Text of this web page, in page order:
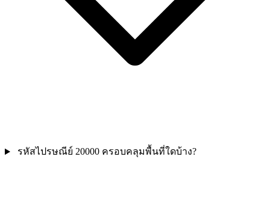
รหัสไปรษณีย์ 20000 ครอบคลุมพื้นที่ใดบ้าง?